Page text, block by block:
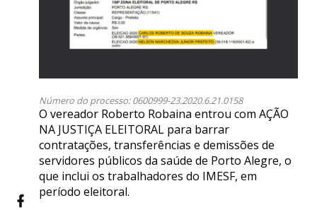
Número do processo: 0600999-23.2020.6.21.0158
O vereador Roberto Robaina entrou com AÇÃO
NA JUSTIÇA ELEITORAL para barrar
contratações, transferências e demissões de
servidores públicos da saúde de Porto Alegre, o
que inclui os trabalhadores do IMESF, em
período eleitoral.